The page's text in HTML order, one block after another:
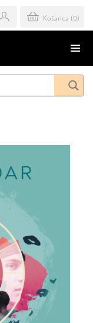
Košarica (0)